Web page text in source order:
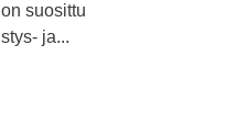
suosittu
ja...